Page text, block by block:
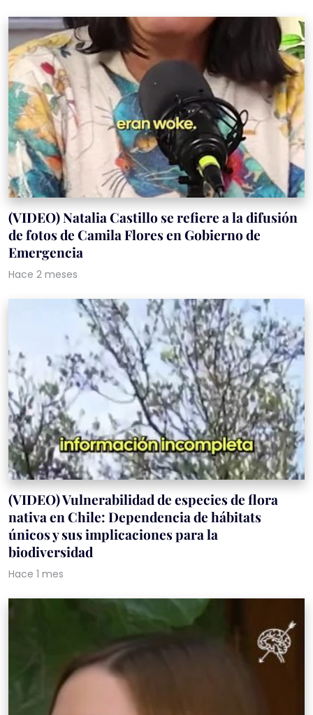
(VIDEO) Natalia Castillo se refiere a la difusión
de fotos de Camila Flores en Gobierno de
Emergencia
Hace 2 meses
(VIDEO) Vulnerabilidad de especies de flora
nativa en Chile: Dependencia de hábitats
únicos y sus implicaciones para la
biodiversidad
Hace 1 mes